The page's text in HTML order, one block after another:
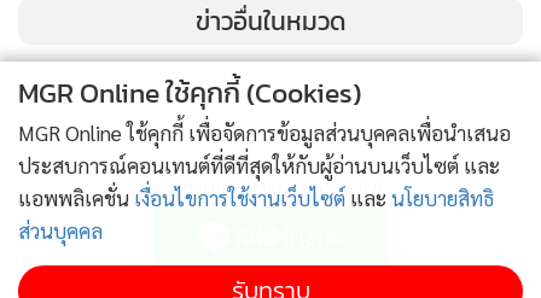
ข่าวอื่นในหมวด
ติดตามข่าวสารผ่านทาง LINE
MGR Online ใช้คุกกี้ (Cookies)
MGR Online ใช้คุกกี้ เพื่อจัดการข้อมูลส่วนบุคคลเพื่อนำเสนอ
ประสบการณ์คอนเทนต์ที่ดีที่สุดให้กับผู้อ่านบนเว็บไซต์ และ
แอพพลิเคชั่น เงื่อนไขการใช้งานเว็บไซต์ และ นโยบายสิทธิ
ส่วนบุคคล
รับทราบ